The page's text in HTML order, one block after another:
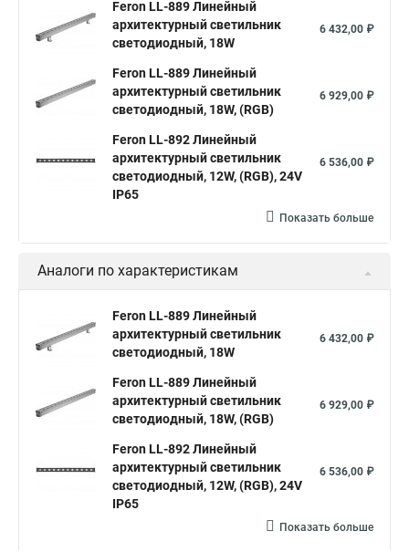
Feron LL-889 Линейный
архитектурный светильник
светодиодный, 18W
6 432,00 ₽
Feron LL-889 Линейный
архитектурный светильник
светодиодный, 18W, (RGB)
6 929,00 ₽
Feron LL-892 Линейный
архитектурный светильник
светодиодный, 12W, (RGB), 24V
IP65
6 536,00 ₽
Показать больше
Аналоги по характеристикам
Feron LL-889 Линейный
архитектурный светильник
светодиодный, 18W
6 432,00 ₽
Feron LL-889 Линейный
архитектурный светильник
светодиодный, 18W, (RGB)
6 929,00 ₽
Feron LL-892 Линейный
архитектурный светильник
светодиодный, 12W, (RGB), 24V
IP65
6 536,00 ₽
Показать больше